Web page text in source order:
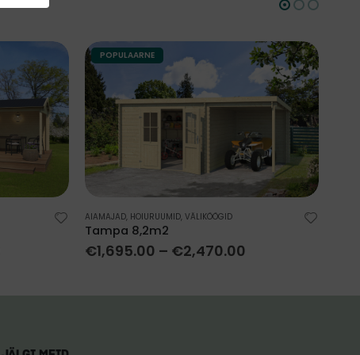
POPULAARNE
AIAMAJAD, HOIURUUMID, VÄLIKÖÖGID
Tampa 8,2m2
€1,695.00 – €2,470.00